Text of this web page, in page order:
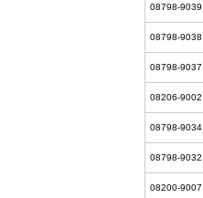
08798-9039
08798-9038
08798-9037
08206-9002
08798-9034
08798-9032
08200-9007